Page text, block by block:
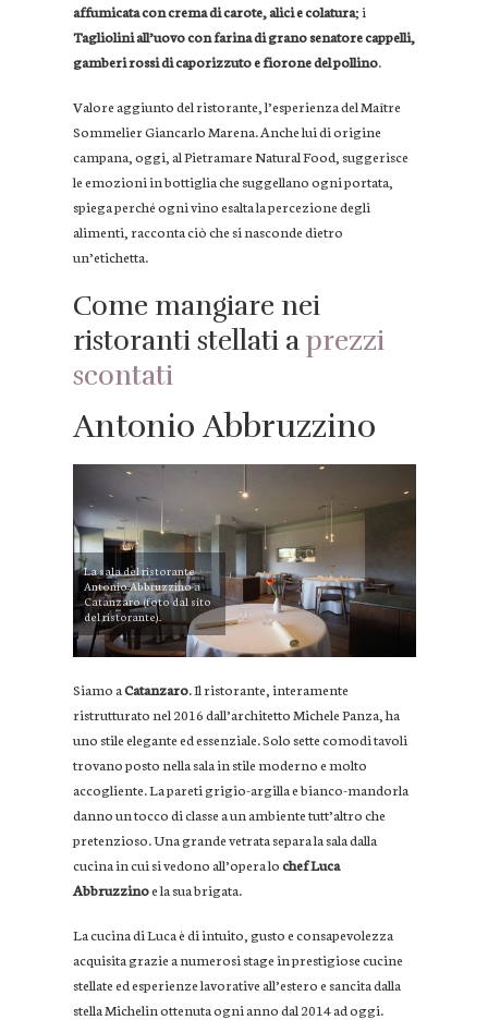
affumicata con crema di carote, alici e colatura; i
Tagliolini all’uovo con farina di grano senatore cappelli,
gamberi rossi di caporizzuto e fiorone del pollino.
Valore aggiunto del ristorante, l’esperienza del Maître
Sommelier Giancarlo Marena. Anche lui di origine
campana, oggi, al Pietramare Natural Food, suggerisce
le emozioni in bottiglia che suggellano ogni portata,
spiega perché ogni vino esalta la percezione degli
alimenti, racconta ciò che si nasconde dietro
un’etichetta.
Come mangiare nei
ristoranti stellati aprezzi
scontati
Antonio Abbruzzino
La sala del ristorante
Antonio Abbruzzino a
Catanzaro (foto dal sito
del ristorante).
Siamo aCatanzaro. Il ristorante, interamente
ristrutturato nel 2016 dall’architetto Michele Panza, ha
uno stile elegante ed essenziale. Solo sette comodi tavoli
trovano posto nella sala in stile moderno e molto
accogliente. La pareti grigio-argilla e bianco-mandorla
danno un tocco di classe a un ambiente tutt’altro che
pretenzioso. Una grande vetrata separa la sala dalla
cucina in cui si vedono all’opera lochef Luca
Abbruzzinoe la sua brigata.
La cucina di Luca è di intuito, gusto e consapevolezza
acquisita grazie a numerosi stage in prestigiose cucine
stellate ed esperienze lavorative all’estero e sancita dalla
stella Michelin ottenuta ogni anno dal 2014 ad oggi.